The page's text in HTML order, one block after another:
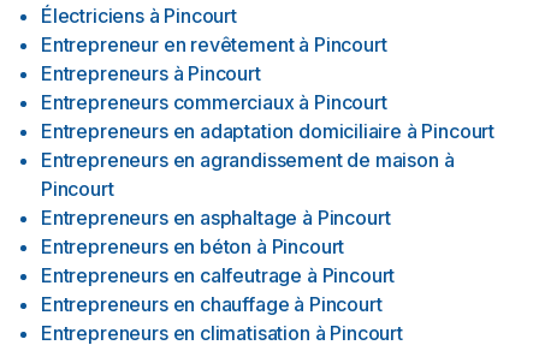
Électriciens à Pincourt
Entrepreneur en revêtement à Pincourt
Entrepreneurs à Pincourt
Entrepreneurs commerciaux à Pincourt
Entrepreneurs en adaptation domiciliaire à Pincourt
Entrepreneurs en agrandissement de maison à
Pincourt
Entrepreneurs en asphaltage à Pincourt
Entrepreneurs en béton à Pincourt
Entrepreneurs en calfeutrage à Pincourt
Entrepreneurs en chauffage à Pincourt
Entrepreneurs en climatisation à Pincourt